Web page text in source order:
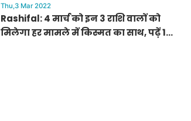
ऐलान
Thu,3 Mar 2022
Rashifal: 4 मार्च को इन 3 राशि वालों को
मिलेगा हर मामले में किस्मत का साथ, पढ़ें 12